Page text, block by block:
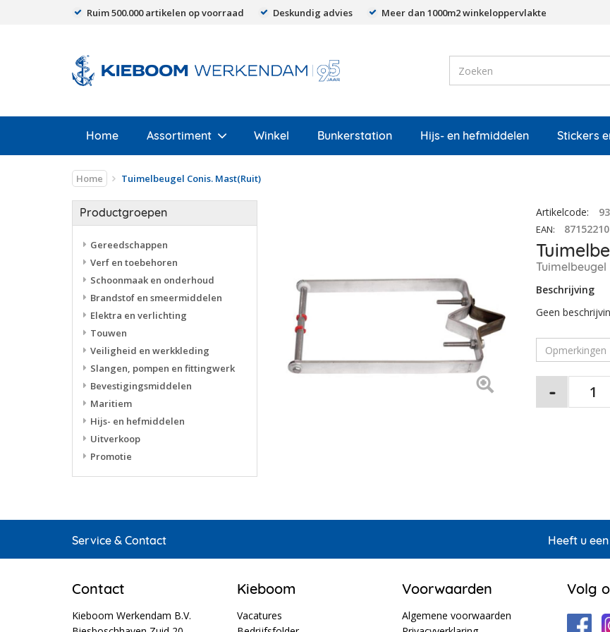
Ruim 500.000 artikelen op voorraad Deskundig advies Meer dan 1000m2 winkeloppervlakte
Home Assortiment Winkel Bunkerstation Hijs- en hefmiddelen Stickers
Home Tuimelbeugel Conis. Mast(Ruit)
Productgroepen
Gereedschappen
Verf en toebehoren
Schoonmaak en onderhoud
Brandstof en smeermiddelen
Elektra en verlichting
Touwen
Veiligheid en werkkleding
Slangen, pompen en fittingwerk
Bevestigingsmiddelen
Maritiem
Hijs- en hefmiddelen
Uitverkoop
Promotie
Artikelcode:
EAN:
Tuimelbeugel
Beschrijving
Geen
Service & Contact Heeft u
Contact
Kieboom Werkendam B.V.
Kieboom
Vacatures
Voorwaarden
Algemene voorwaarden
Volg